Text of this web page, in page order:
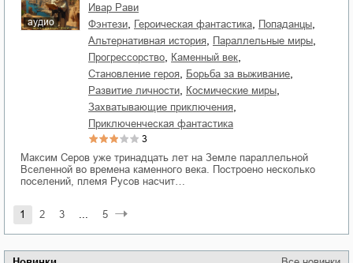
аудио
Ивар Рави
фэнтези
героическая фантастика попаданцы
альтернативная история параллельные миры
прогрессорство каменный век
становление героя борьба за выживание
развитие личности космические миры
захватывающие приключения
приключенческая фантастика
3
Максим Серов уже тринадцать лет на Земле параллельной
Вселенной во времена каменного века. Построено несколько
поселений, племя Русов насчит…
1 2 3 ... 5